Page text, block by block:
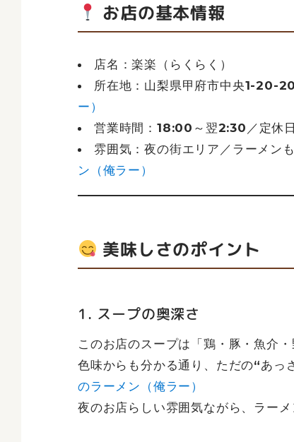
お店の基本情報
店名：楽楽（らくらく）
所在地：山梨県甲府市中央1-20-
ー）
営業時間：18:00～翌2:30／定休
雰囲気：夜の街エリア／ラーメン
ン（俺ラー）
美味しさのポイント
1. スープの奥深さ
このお店のスープは「鶏・豚・魚介
色味からも分かる通り、ただの“あっ
のラーメン（俺ラー）
夜のお店らしい雰囲気ながら、ラー